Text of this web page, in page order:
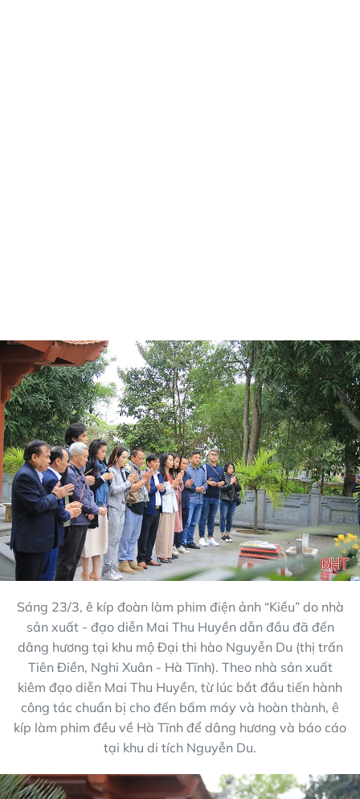
Sáng 23/3, ê kíp đoàn làm phim điện ảnh “Kiều” do nhà
sản xuất - đạo diễn Mai Thu Huyền dẫn đầu đã đến
dâng hương tại khu mộ Đại thi hào Nguyễn Du (thị trấn
Tiên Điền, Nghi Xuân - Hà Tĩnh). Theo nhà sản xuất
kiêm đạo diễn Mai Thu Huyền, từ lúc bắt đầu tiến hành
công tác chuẩn bị cho đến bấm máy và hoàn thành, ê
kíp làm phim đều về Hà Tĩnh để dâng hương và báo cáo
tại khu di tích Nguyễn Du.